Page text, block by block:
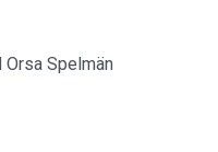
Orsa Spelmän